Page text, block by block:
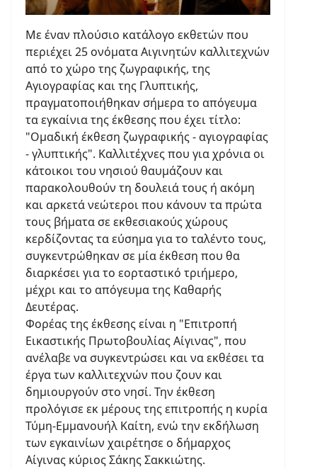
Με έναν πλούσιο κατάλογο εκθετών που
περιέχει 25 ονόματα Αιγινητών καλλιτεχνών
από το χώρο της ζωγραφικής, της
Αγιογραφίας και της Γλυπτικής,
πραγματοποιήθηκαν σήμερα το απόγευμα
τα εγκαίνια της έκθεσης που έχει τίτλο:
"Ομαδική έκθεση ζωγραφικής - αγιογραφίας
- γλυπτικής". Καλλιτέχνες που για χρόνια οι
κάτοικοι του νησιού θαυμάζουν και
παρακολουθούν τη δουλειά τους ή ακόμη
και αρκετά νεώτεροι που κάνουν τα πρώτα
τους βήματα σε εκθεσιακούς χώρους
κερδίζοντας τα εύσημα για το ταλέντο τους,
συγκεντρώθηκαν σε μία έκθεση που θα
διαρκέσει για το εορταστικό τριήμερο,
μέχρι και το απόγευμα της Καθαρής
Δευτέρας.
Φορέας της έκθεσης είναι η "Επιτροπή
Εικαστικής Πρωτοβουλίας Αίγινας", που
ανέλαβε να συγκεντρώσει και να εκθέσει τα
έργα των καλλιτεχνών που ζουν και
δημιουργούν στο νησί. Την έκθεση
προλόγισε εκ μέρους της επιτροπής η κυρία
Τύμη-Εμμανουήλ Καίτη, ενώ την εκδήλωση
των εγκαινίων χαιρέτησε ο δήμαρχος
Αίγινας κύριος Σάκης Σακκιώτης.